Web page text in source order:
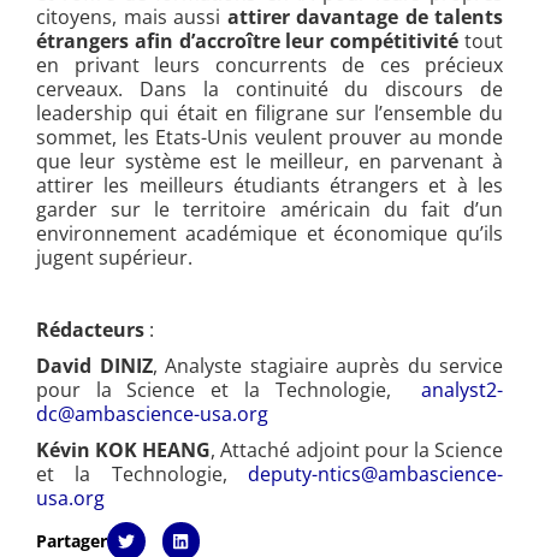
citoyens, mais aussi attirer davantage de talents
étrangers afin d’accroître leur compétitivité tout
en privant leurs concurrents de ces précieux
cerveaux. Dans la continuité du discours de
leadership qui était en filigrane sur l’ensemble du
sommet, les Etats-Unis veulent prouver au monde
que leur système est le meilleur, en parvenant à
attirer les meilleurs étudiants étrangers et à les
garder sur le territoire américain du fait d’un
environnement académique et économique qu’ils
jugent supérieur.
Rédacteurs :
David DINIZ, Analyste stagiaire auprès du service
pour la Science et la Technologie, analyst2-
dc@ambascience-usa.org
Kévin KOK HEANG, Attaché adjoint pour la Science
et la Technologie, deputy-ntics@ambascience-
usa.org
Partager